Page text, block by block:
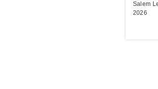
Salem
2026